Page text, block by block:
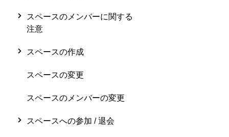
スペースのメンバーに関する
注意
スペースの作成
スペースの変更
スペースのメンバーの変更
スペースへの参加 / 退会